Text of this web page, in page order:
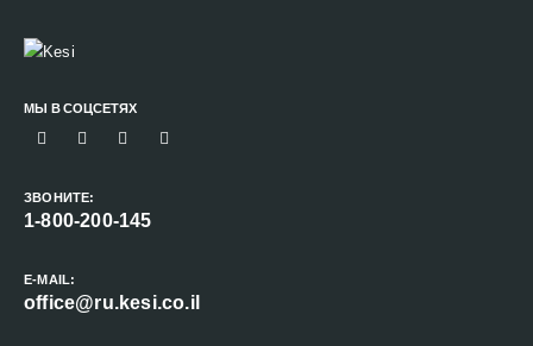
МЫ В СОЦСЕТЯХ
ЗВОНИТЕ:
1-800-200-145
E-MAIL:
office@ru.kesi.co.il